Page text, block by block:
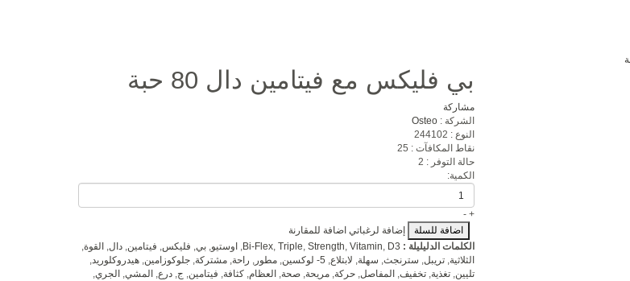
بي فليكس مع فيتامين دال 80 حبة
مشاركة
الشركة : Osteo
النوع :
نقاط المكافآت :
حالة التوفر :
الكمية:
+
-
إضافة لرغباتي اضافة للمقارنة
الكلمات الدليليلة :
Bi-Flex, Triple, Strength, Vitamin, D3
, اوستيو,بي, فليكس, فيتامين,دال, القوة,
الثلاثية,تريبل, سترنجث, سهلة, لابتلاع, 5- لوكسين ,مطور, راحة,مشتركة,جلوكوزامين,هيدروكلوريد,
تليين,تغذية,تخفيف, المفاصل,حركة,مريحة,صحة, العظام,كثافة, فيتامين, ج,درع, المشي, الجري,